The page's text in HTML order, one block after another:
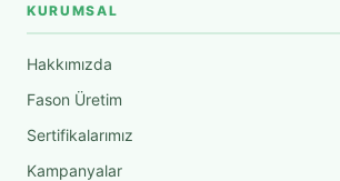
KURUMSAL
Hakkımızda
Fason Üretim
Sertifikalarımız
Kampanyalar